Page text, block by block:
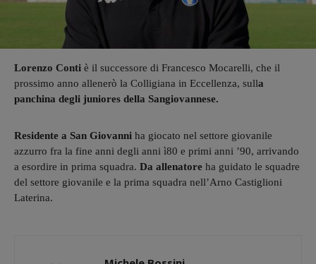
Lorenzo Conti è il successore di Francesco Mocarelli, che il
prossimo anno allenerò la Colligiana in Eccellenza, sulla
panchina degli juniores della Sangiovannese.
Residente a San Giovanni ha giocato nel settore giovanile
azzurro fra la fine anni degli anni ì80 e primi anni ’90, arrivando
a esordire in prima squadra. Da allenatore ha guidato le squadre
del settore giovanile e la prima squadra nell’Arno Castiglioni
Laterina.